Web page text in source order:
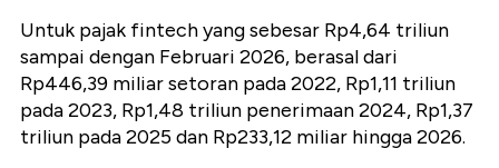
Untuk pajak fintech yang sebesar Rp4,64 triliun
sampai dengan Februari 2026, berasal dari
Rp446,39 miliar setoran pada 2022, Rp1,11 triliun
pada 2023, Rp1,48 triliun penerimaan 2024, Rp1,37
triliun pada 2025 dan Rp233,12 miliar hingga 2026.